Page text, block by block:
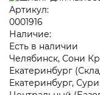
Артикул:
0001916
Наличие:
Есть в наличии
Челябинск, Сони
Екатеринбург
Екатеринбург,